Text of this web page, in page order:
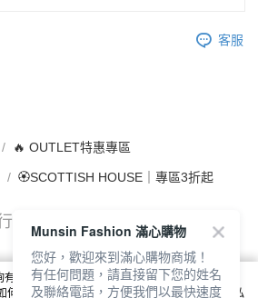
客服
🔥 OUTLET特惠專區
🏵️SCOTTISH HOUSE｜專區3折起
關本網站使用 cookie 方式之詳情，及若您不希
何變更電腦的 cookie 設定，請參閱本網站「
隱私
Munsin Fashion 滿心購物
您好，歡迎來到滿心購物商城！
有任何問題，請直接留下您的姓名
及聯絡電話，方便我們以最快速度